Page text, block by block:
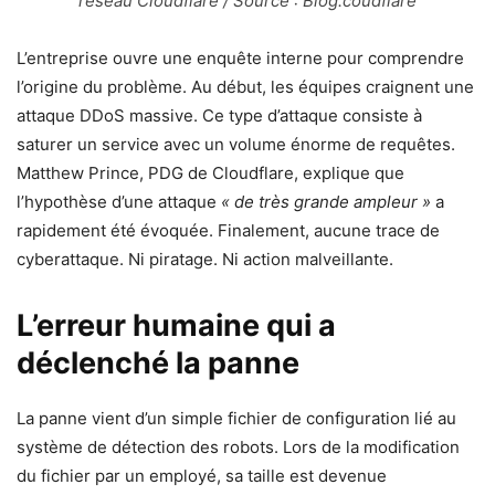
L’entreprise ouvre une enquête interne pour comprendre
l’origine du problème. Au début, les équipes craignent une
attaque DDoS massive. Ce type d’attaque consiste à
saturer un service avec un volume énorme de requêtes.
Matthew Prince, PDG de Cloudflare, explique que
l’hypothèse d’une attaque « de très grande ampleur » a
rapidement été évoquée. Finalement, aucune trace de
cyberattaque. Ni piratage. Ni action malveillante.
L’erreur humaine qui a
déclenché la panne
La panne vient d’un simple fichier de configuration lié au
système de détection des robots. Lors de la modification
du fichier par un employé, sa taille est devenue